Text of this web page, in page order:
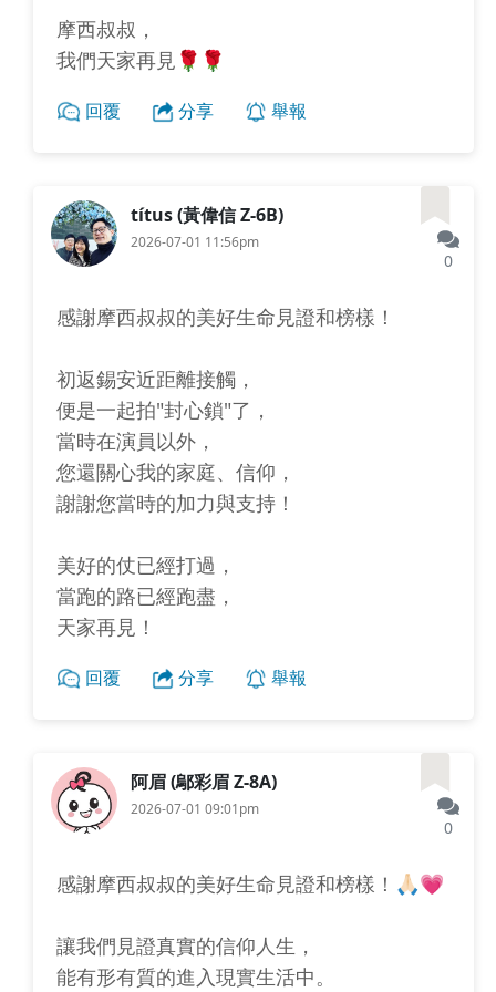
摩西叔叔，
我們天家再見🌹🌹
回覆 分享 舉報
títus (黃偉信 Z-6B)
2026-07-01 11:56pm
0
感謝摩西叔叔的美好生命見證和榜樣！
初返錫安近距離接觸，
便是一起拍"封心鎖"了，
當時在演員以外，
您還關心我的家庭、信仰，
謝謝您當時的加力與支持！
美好的仗已經打過，
當跑的路已經跑盡，
天家再見！
回覆 分享 舉報
阿眉 (鄔彩眉 Z-8A)
2026-07-01 09:01pm
0
感謝摩西叔叔的美好生命見證和榜樣！🙏🏻💗
讓我們見證真實的信仰人生，
能有形有質的進入現實生活中。